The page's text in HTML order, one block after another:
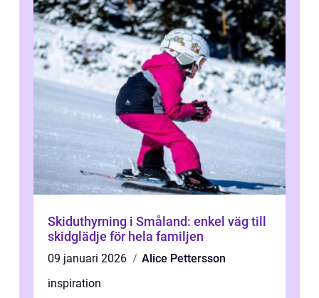
Skiduthyrning i Småland: enkel väg till
skidglädje för hela familjen
09 januari 2026
Alice Pettersson
inspiration